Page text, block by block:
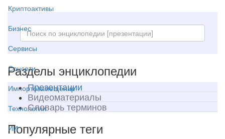
Криптоактивы
Бизнес
Сервисы
Соцсети
Импортозамещение
Технологии
ИИ
Разделы энциклопедии
Презентации
Видеоматериалы
Словарь терминов
Популярные теги